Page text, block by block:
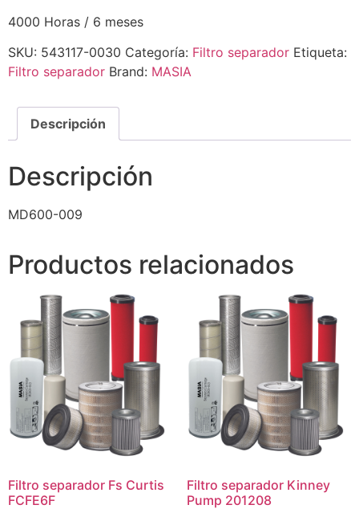
4000 Horas / 6 meses
SKU: 543117-0030 Categoría: Filtro separador Etiqueta:
Filtro separador Brand: MASIA
Descripción
Descripción
MD600-009
Productos relacionados
Filtro separador Fs Curtis
FCFE6F
Filtro separador Kinney
Pump 201208